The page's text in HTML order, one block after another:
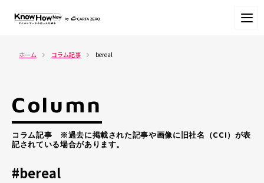
ホーム コラム記事 bereal
Column
コラム記事 ※過去に掲載された記事や画像に旧社名（CCI）が表
記されている場合があります。
#bereal